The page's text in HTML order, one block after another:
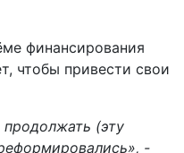
финансирования
чтобы привести свои
(эту
-